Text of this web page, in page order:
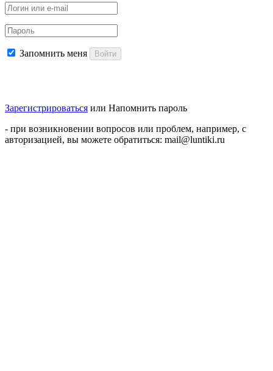
Запомнить меня Войти
Зарегистрироваться или Напомнить пароль
- при возникновении вопросов или проблем, например, с
авторизацией, вы можете обратиться: mail@luntiki.ru